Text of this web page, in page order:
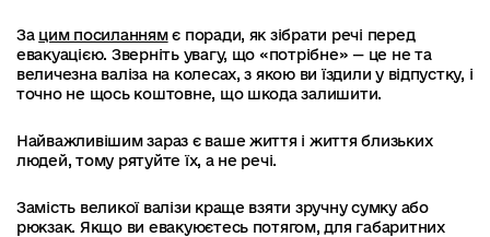
За цим посиланнямє поради, як зібрати речі перед
евакуацією. Зверніть увагу, що «потрібне» — це не та
величезна валіза на колесах, з якою ви їздили у відпустку, і
точно не щось коштовне, що шкода залишити.
Найважливішим зараз є ваше життя і життя близьких
людей, тому рятуйте їх, а не речі.
Замість великої валізи краще взяти зручну сумку або
рюкзак. Якщо ви евакуюєтесь потягом, для габаритних